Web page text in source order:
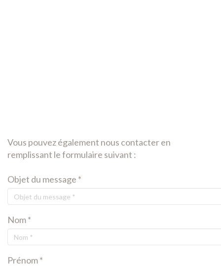
Vous pouvez également nous contacter en
remplissant le formulaire suivant :
Objet du message *
Nom *
Prénom *